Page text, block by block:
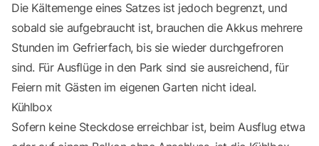
Die Kältemenge eines Satzes ist jedoch begrenzt, und
sobald sie aufgebraucht ist, brauchen die Akkus mehrere
Stunden im Gefrierfach, bis sie wieder durchgefroren
sind. Für Ausflüge in den Park sind sie ausreichend, für
Feiern mit Gästen im eigenen Garten nicht ideal.
Kühlbox
Sofern keine Steckdose erreichbar ist, beim Ausflug etwa